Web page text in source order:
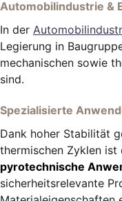
Automobilindustrie &
In der
Legierung in
mechanischen sowie
sind.
Spezialisierte
Dank hoher Stabilität
thermischen Zyklen ist
pyrotechnische
sicherheitsrelevante